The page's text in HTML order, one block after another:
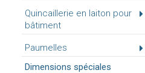
Quincaillerie en laiton pour
bâtiment
Paumelles
Dimensions spéciales